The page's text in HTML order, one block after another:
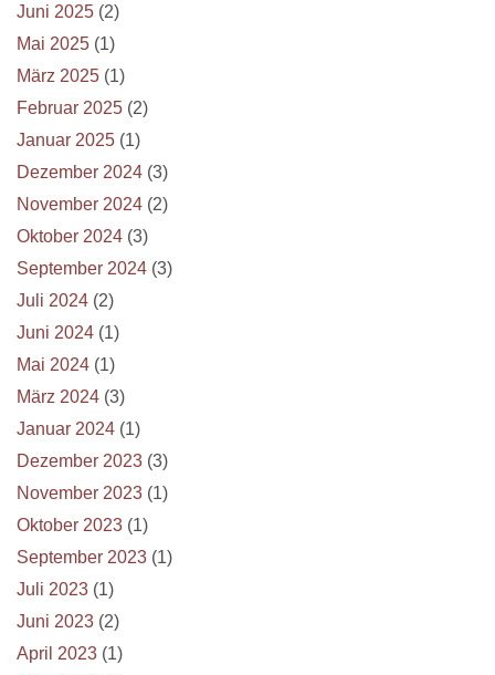
Juni 2025 (2)
Mai 2025 (1)
März 2025 (1)
Februar 2025 (2)
Januar 2025 (1)
Dezember 2024 (3)
November 2024 (2)
Oktober 2024 (3)
September 2024 (3)
Juli 2024 (2)
Juni 2024 (1)
Mai 2024 (1)
März 2024 (3)
Januar 2024 (1)
Dezember 2023 (3)
November 2023 (1)
Oktober 2023 (1)
September 2023 (1)
Juli 2023 (1)
Juni 2023 (2)
April 2023 (1)